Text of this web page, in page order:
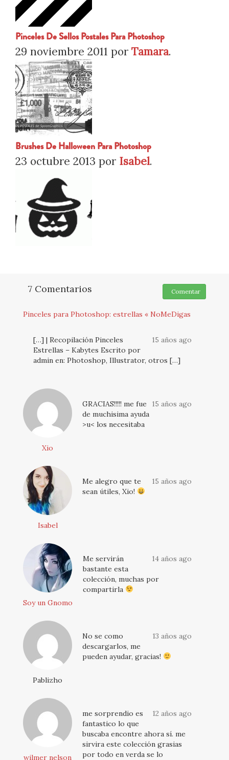
Pinceles De Sellos Postales Para Photoshop
29 noviembre 2011 por Tamara.
Brushes De Halloween Para Photoshop
23 octubre 2013 por Isabel.
7 Comentarios Comentar
Pinceles para Photoshop: estrellas « NoMeDigas
15 años ago
[…] | Recopilación Pinceles
Estrellas – Kabytes Escrito por
admin en: Photoshop, Illustrator, otros […]
Xio
15 años ago
GRACIAS!!!!! me fue
de muchisima ayuda
>u< los necesitaba
Isabel
15 años ago
Me alegro que te
sean útiles, Xio!
Soy un Gnomo
14 años ago
Me servirán
bastante esta
colección, muchas por
compartirla
Pablizho
13 años ago
No se como
descargarlos, me
pueden ayudar, gracias!
wilmer nelson
12 años ago
me sorprendio es
fantastico lo que
buscaba encontre ahora sí. me
sirvira este colección grasias
por todo en verda se lo